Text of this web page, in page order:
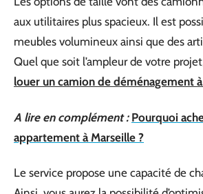
aux utilitaires plus spacieux. Il est
meubles volumineux ainsi que des
Quel que soit l’ampleur de votre
louer un camion de déménagement
A lire en complément : Pourquoi
appartement à Marseille ?
Le service propose une capacité de